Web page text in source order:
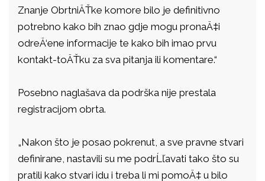
Znanje ObrtniÄŤke komore bilo je definitivno
potrebno kako bih znao gdje mogu pronaÄ‡i
odreÄ‘ene informacije te kako bih imao prvu
kontakt-toÄŤku za sva pitanja ili komentare.“
Posebno naglašava da podrška nije prestala
registracijom obrta.
„Nakon što je posao pokrenut, a sve pravne stvari
definirane, nastavili su me podrĹľavati tako što su
pratili kako stvari idu i treba li mi pomoÄ‡ u bilo